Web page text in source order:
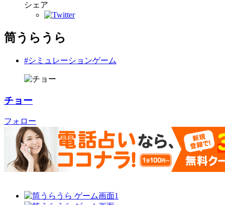
シェア
筒うらうら
#シミュレーションゲーム
チョー
フォロー